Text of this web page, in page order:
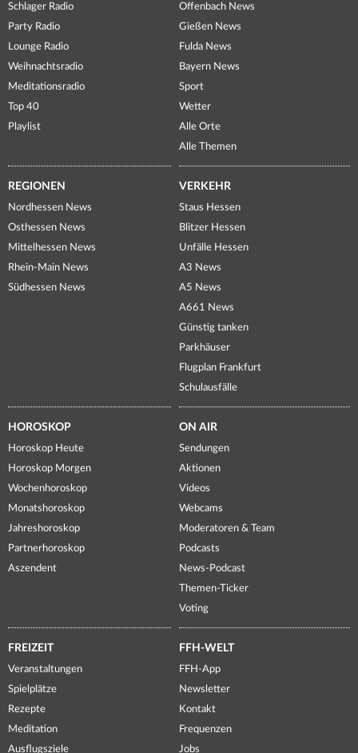
Schlager Radio
Party Radio
Lounge Radio
Weihnachtsradio
Meditationsradio
Top 40
Playlist
Offenbach News
Gießen News
Fulda News
Bayern News
Sport
Wetter
Alle Orte
Alle Themen
REGIONEN
Nordhessen News
Osthessen News
Mittelhessen News
Rhein-Main News
Südhessen News
VERKEHR
Staus Hessen
Blitzer Hessen
Unfälle Hessen
A3 News
A5 News
A661 News
Günstig tanken
Parkhäuser
Flugplan Frankfurt
Schulausfälle
HOROSKOP
Horoskop Heute
Horoskop Morgen
Wochenhoroskop
Monatshoroskop
Jahreshoroskop
Partnerhoroskop
Aszendent
ON AIR
Sendungen
Aktionen
Videos
Webcams
Moderatoren & Team
Podcasts
News-Podcast
Themen-Ticker
Voting
FREIZEIT
Veranstaltungen
Spielplätze
Rezepte
Meditation
Ausflugsziele
FFH-WELT
FFH-App
Newsletter
Kontakt
Frequenzen
Jobs